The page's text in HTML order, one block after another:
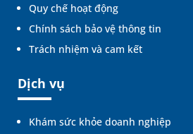
Quy chế hoạt động
Chính sách bảo vệ thông tin
Trách nhiệm và cam kết
Dịch vụ
Khám sức khỏe doanh nghiệp